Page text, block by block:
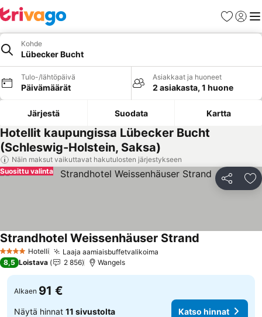
Suosikit
Kohde
Lübecker Bucht
Tulo-/lähtöpäivä
Päivämäärät
Asiakkaat ja huoneet
2 asiakasta, 1 huone
Järjestä Suodata Kartta
Hotellit kaupungissa Lübecker Bucht
(Schleswig-Holstein, Saksa)
Näin maksut vaikuttavat hakutulosten järjestykseen
Jaa
Suosittu valinta
4 Tähtiluokitus
Hotelli Laaja aamiaisbuffetvalikoima
Strandhotel Weissenhäuser Strand
8,5 Loistava 2 856 Wangels
Alkaen 91 €
Näytä hinnat 11 sivustolta Katso hinnat